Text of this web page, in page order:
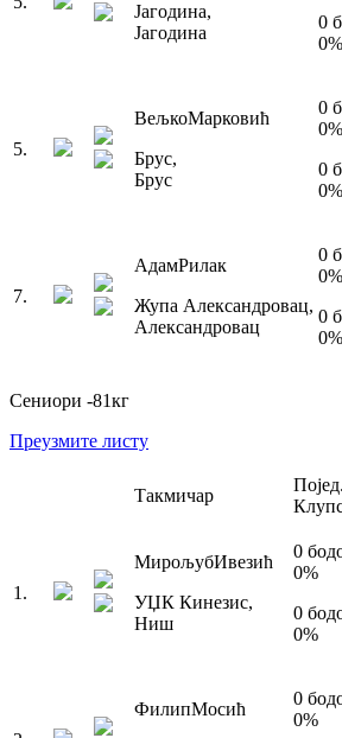
Јагодина,
Јагодина
0
0%
5.
ВељкоМарковић
Брус,
Брус
0
0%
0
0%
7.
АдамРилак
Жупа Александровац,
Александровац
0
0%
0
0%
Сениори -81кг
Преузмите листу
Такмичар
1 .
МирољубИвезић
УЏК Кинезис,
Ниш
0
0%
0
0%
ФилипМосић
0
0%